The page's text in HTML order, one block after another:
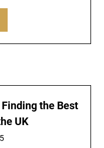
the Best
UK